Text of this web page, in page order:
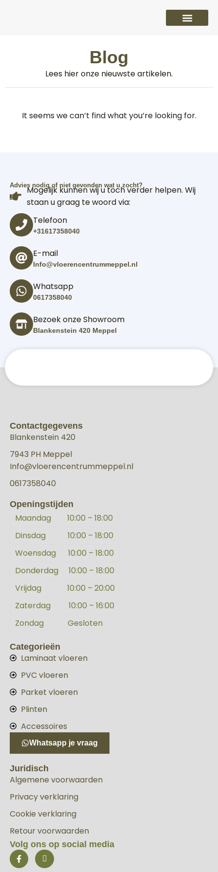
Blog
Lees hier onze nieuwste artikelen.
It seems we can’t find what you’re looking for.
Advies nodig of niet gevonden wat u zocht?
Mogelijk kunnen wij u toch verder helpen. Wij
staan u graag te woord via:
Telefoon
+31617358040
E-mail
Info@vloerencentrummeppel.nl
Whatsapp
0617358040
Bezoek onze Showroom
Blankenstein 420 Meppel
Contactgegevens
Blankenstein 420
7943 PH Meppel
Info@vloerencentrummeppel.nl
0617358040
Openingstijden
Maandag
10:00 – 18:00
Dinsdag
10:00 – 18:00
Woensdag
10:00 – 18:00
Donderdag
10:00 – 18:00
Vrijdag
10:00 – 20:00
Zaterdag
10:00 – 16:00
Zondag
Gesloten
Categorieën
Laminaat vloeren
PVC vloeren
Parket vloeren
Plinten
Accessoires
Whatsapp je vraag
Juridisch
Algemene voorwaarden
Privacy verklaring
Cookie verklaring
Retour voorwaarden
Volg ons op social media